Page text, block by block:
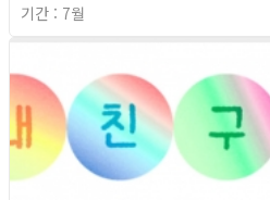
기간 : 7월